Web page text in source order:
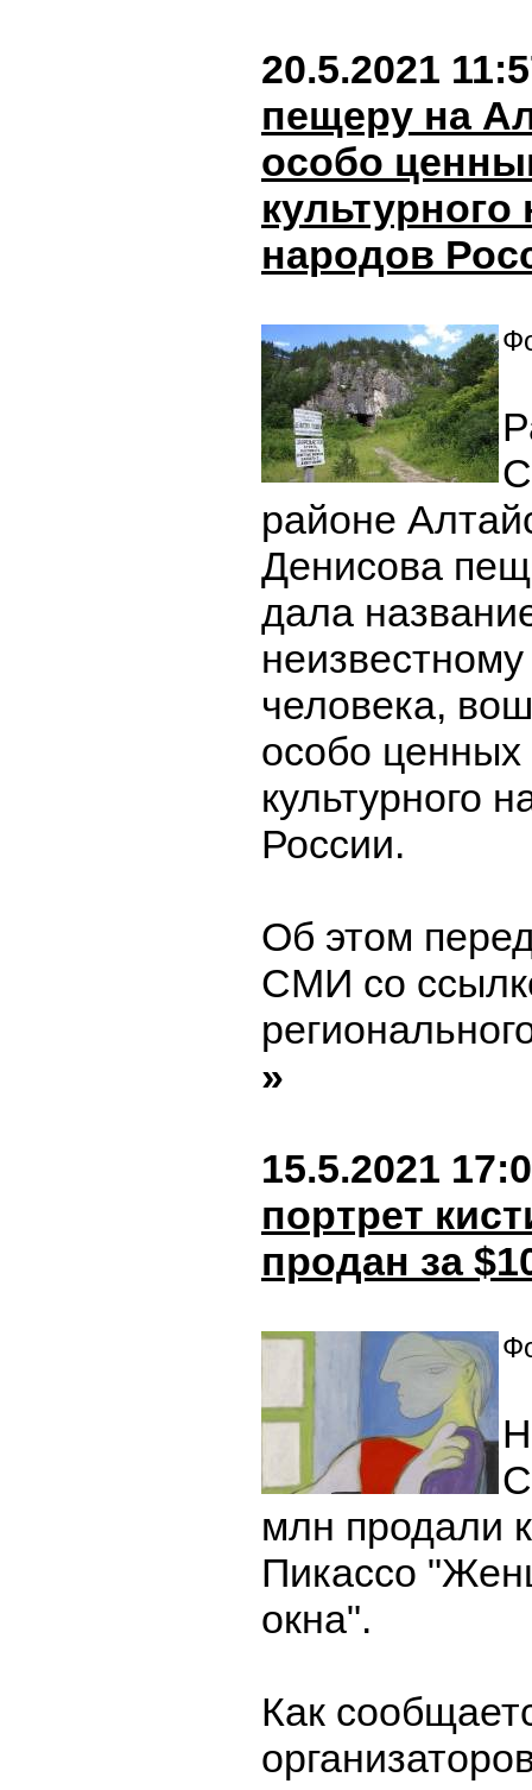
20.5.2021
пещеру на
особо
культурного
народов
районе
Денисова
дала
человека,
особо ценных
культурного
России.
Об этом
СМИ со
»
15.5.2021
портрет
продан за
млн продали
Пикассо
окна".
Как